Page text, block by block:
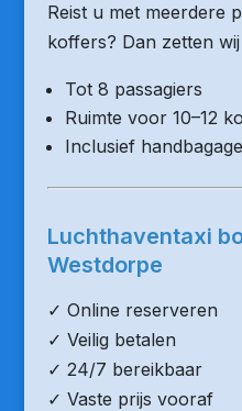
Reist u met meerdere
koffers? Dan zetten
Tot 8 passagiers
Ruimte voor 10–12
Inclusief handbagage
Luchthaventaxi
Westdorpe
✓ Online reserveren
✓ Veilig betalen
✓ 24/7 bereikbaar
✓ Vaste prijs vooraf